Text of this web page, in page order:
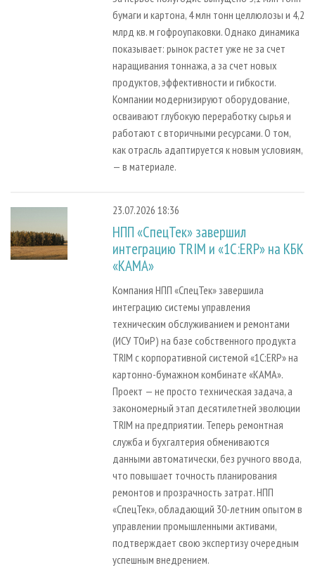
бумаги и картона, 4 млн тонн целлюлозы и 4,2
млрд кв. м гофроупаковки. Однако динамика
показывает: рынок растет уже не за счет
наращивания тоннажа, а за счет новых
продуктов, эффективности и гибкости.
Компании модернизируют оборудование,
осваивают глубокую переработку сырья и
работают с вторичными ресурсами. О том,
как отрасль адаптируется к новым условиям,
— в материале.
23.07.2026 18:36
НПП «СпецТек» завершил
интеграцию TRIM и «1С:ERP» на КБК
«КАМА»
Компания НПП «СпецТек» завершила
интеграцию системы управления
техническим обслуживанием и ремонтами
(ИСУ ТОиР) на базе собственного продукта
TRIM с корпоративной системой «1С:ERP» на
картонно-бумажном комбинате «КАМА».
Проект — не просто техническая задача, а
закономерный этап десятилетней эволюции
TRIM на предприятии. Теперь ремонтная
служба и бухгалтерия обмениваются
данными автоматически, без ручного ввода,
что повышает точность планирования
ремонтов и прозрачность затрат. НПП
«СпецТек», обладающий 30-летним опытом в
управлении промышленными активами,
подтверждает свою экспертизу очередным
успешным внедрением.